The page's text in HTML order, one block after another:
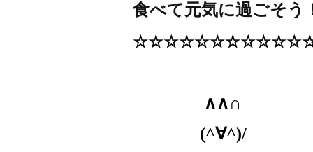
食べて元気に過ごそう
∧∧∩
(^∀^)/